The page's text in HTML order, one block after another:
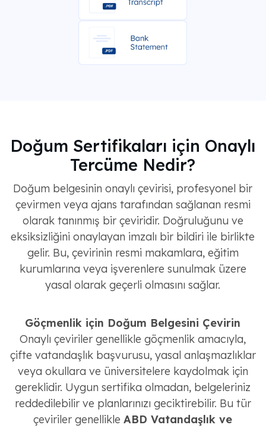
Doğum Sertifikaları için Onaylı
Tercüme Nedir?
Doğum belgesinin onaylı çevirisi, profesyonel bir
çevirmen veya ajans tarafından sağlanan resmi
olarak tanınmış bir çeviridir. Doğruluğunu ve
eksiksizliğini onaylayan imzalı bir bildiri ile birlikte
gelir. Bu, çevirinin resmi makamlara, eğitim
kurumlarına veya işverenlere sunulmak üzere
yasal olarak geçerli olmasını sağlar.
Göçmenlik için Doğum Belgesini Çevirin
Onaylı çeviriler genellikle göçmenlik amacıyla,
çifte vatandaşlık başvurusu, yasal anlaşmazlıklar
veya okullara ve üniversitelere kaydolmak için
gereklidir. Uygun sertifika olmadan, belgeleriniz
reddedilebilir ve planlarınızı geciktirebilir. Bu tür
çeviriler genellikle ABD Vatandaşlık ve